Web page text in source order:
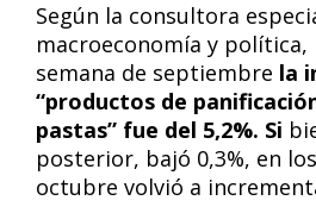
Según la consultora
macroeconomía y política,
semana de septiembre la
“productos de
pastas” fue del 5,2%. Si
posterior, bajó 0,3%, en
octubre volvió a